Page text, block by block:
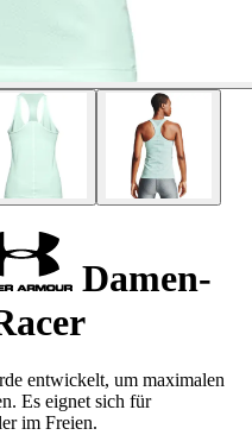
Damen-
entwickelt, um maximalen
Es eignet sich für
im Freien.